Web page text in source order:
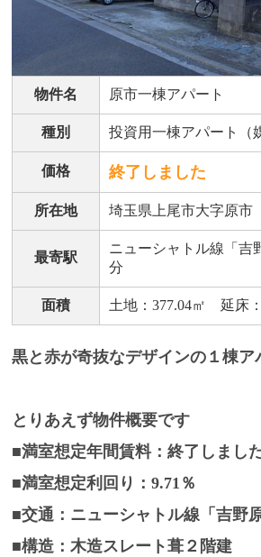
物件名 原市一棟アパート
種別 投資用一棟アパート（
価格 終了しました
所在地 埼玉県上尾市大字原市
最寄駅
ニューシャトル線「吉
分
面積 土地：377.04㎡ 延床
黒と赤が奇抜なデザインの１棟ア
とりあえず物件概要です
■満室想定年間賃料：終了しまし
■満室想定利回り：9.71％
■交通：ニューシャトル線「吉野
■構造：木造スレート葺２階建